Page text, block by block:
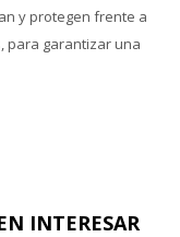
y protegen frente a
para garantizar una
INTERESAR